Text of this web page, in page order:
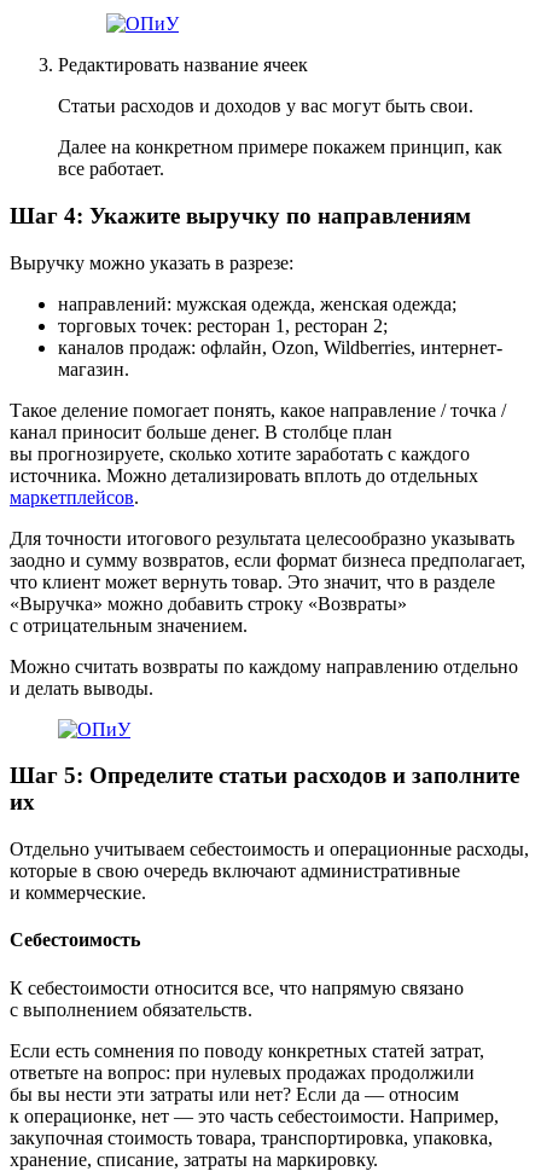
Редактировать название ячеек
Статьи расходов и доходов у вас могут быть свои.
Далее на конкретном примере покажем принцип, как
все работает.
Шаг 4: Укажите выручку по направлениям
Выручку можно указать в разрезе:
направлений: мужская одежда, женская одежда;
торговых точек: ресторан 1, ресторан 2;
каналов продаж: офлайн, Ozon, Wildberries, интернет-
магазин.
Такое деление помогает понять, какое направление / точка /
канал приносит больше денег. В столбце план
вы прогнозируете, сколько хотите заработать с каждого
источника. Можно детализировать вплоть до отдельных
маркетплейсов.
Для точности итогового результата целесообразно указывать
заодно и сумму возвратов, если формат бизнеса предполагает,
что клиент может вернуть товар. Это значит, что в разделе
«Выручка» можно добавить строку «Возвраты»
с отрицательным значением.
Можно считать возвраты по каждому направлению отдельно
и делать выводы.
Шаг 5: Определите статьи расходов и заполните
их
Отдельно учитываем себестоимость и операционные расходы,
которые в свою очередь включают административные
и коммерческие.
Себестоимость
К себестоимости относится все, что напрямую связано
с выполнением обязательств.
Если есть сомнения по поводу конкретных статей затрат,
ответьте на вопрос: при нулевых продажах продолжили
бы вы нести эти затраты или нет? Если да — относим
к операционке, нет — это часть себестоимости. Например,
закупочная стоимость товара, транспортировка, упаковка,
хранение, списание, затраты на маркировку.